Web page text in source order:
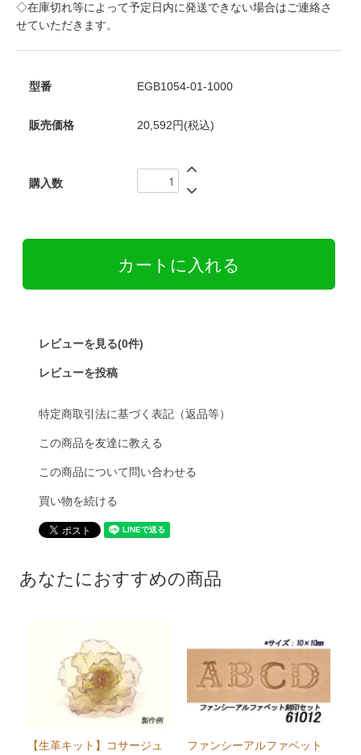
◇在庫切れ等によって予定日内に発送できない場合はご連絡さ
せていただきます。
型番 EGB1054-01-1000
販売価格 20,592円(税込)
購入数
レビューを見る(0件)
レビューを投稿
特定商取引法に基づく表記（返品等）
この商品を友達に教える
この商品について問い合わせる
買い物を続ける
あなたにおすすめの商品
【生革キット】コサージュ
ファンシーアルファベット